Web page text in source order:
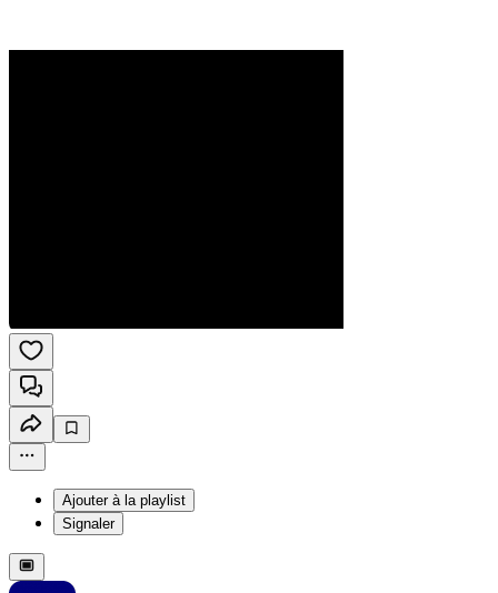
Ajouter à la playlist
Signaler